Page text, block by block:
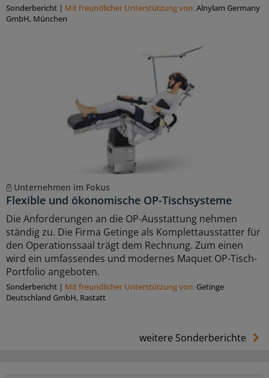
Sonderbericht | Mit freundlicher Unterstützung von:Alnylam Germany
GmbH, München
Unternehmen im Fokus
Flexible und ökonomische OP-Tischsysteme
Die Anforderungen an die OP-Ausstattung nehmen
ständig zu. Die Firma Getinge als Komplettausstatter für
den Operationssaal trägt dem Rechnung. Zum einen
wird ein umfassendes und modernes Maquet OP-Tisch-
Portfolio angeboten.
Sonderbericht | Mit freundlicher Unterstützung von: Getinge
Deutschland GmbH, Rastatt
weitere Sonderberichte